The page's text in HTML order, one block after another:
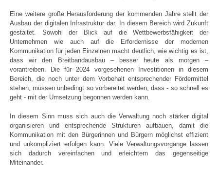
Eine weitere große Herausforderung der kommenden Jahre stellt der
Ausbau der digitalen Infrastruktur dar. In diesem Bereich wird Zukunft
gestaltet. Sowohl der Blick auf die Wettbewerbsfähigkeit der
Unternehmen wie auch auf die Erfordernisse der modernen
Kommunikation für jeden Einzelnen macht deutlich, wie wichtig es ist,
dass wir den Breitbandausbau – besser heute als morgen –
vorantreiben. Die für 2024 vorgesehenen Investitionen in diesem
Bereich, die noch unter dem Vorbehalt entsprechender Fördermittel
stehen, müssen unbedingt so vorbereitet werden, dass - so schnell es
geht - mit der Umsetzung begonnen werden kann.
In diesem Sinn muss sich auch die Verwaltung noch stärker digital
organisieren und entsprechende Strukturen aufbauen, damit die
Kommunikation mit den Bürgerinnen und Bürgern möglichst effizient
und unkompliziert erfolgen kann. Viele Verwaltungsvorgänge lassen
sich dadurch vereinfachen und erleichtern das gegenseitige
Miteinander.